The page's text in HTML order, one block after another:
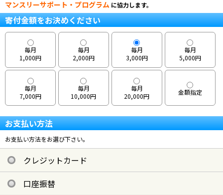
マンスリーサポート・プログラム に協力します。
寄付金額をお決めください
毎月
1,000円
毎月
2,000円
毎月
3,000円
毎月
5,000円
毎月
7,000円
毎月
10,000円
毎月
20,000円
金額指定
お支払い方法
お支払い方法をお選び下さい。
クレジットカード
口座振替